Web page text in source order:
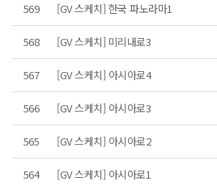
569 [GV 스케치] 한국 파노라마1
568 [GV 스케치] 미리내로3
567 [GV 스케치] 아시아로4
566 [GV 스케치] 아시아로3
565 [GV 스케치] 아시아로2
564 [GV 스케치] 아시아로1